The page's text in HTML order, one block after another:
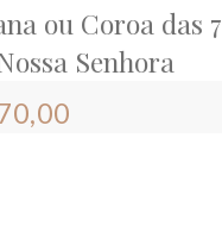
ou Coroa das 7
Senhora